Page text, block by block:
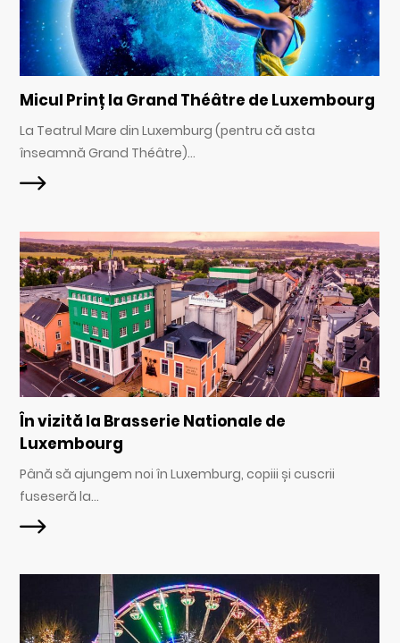
Micul Prinț la Grand Théâtre de Luxembourg
La Teatrul Mare din Luxemburg (pentru că asta
înseamnă Grand Théâtre)...
În vizită la Brasserie Nationale de
Luxembourg
Până să ajungem noi în Luxemburg, copiii și cuscrii
fuseseră la...